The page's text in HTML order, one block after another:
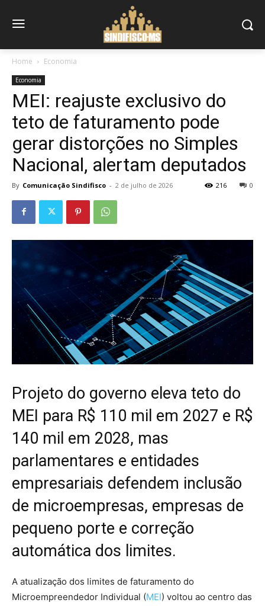
Home Economia
Economia
MEI: reajuste exclusivo do
teto de faturamento pode
gerar distorções no Simples
Nacional, alertam deputados
By Comunicação Sindifisco - 2 de julho de 2026 0
216
Projeto do governo eleva teto do
MEI para R$ 110 mil em 2027 e R$
140 mil em 2028, mas
parlamentares e entidades
empresariais defendem inclusão
de microempresas, empresas de
pequeno porte e correção
automática dos limites.
A atualização dos limites de faturamento do
Microempreendedor Individual (MEI) voltou ao centro das